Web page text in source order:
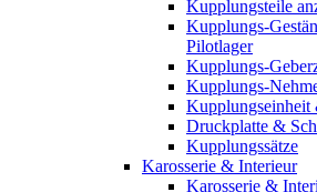
Kupplungsteile
Kupplungs-
Pilotlager
Kupplungs-
Kupplungs-
Kupplungseinheit
Druckplatte &
Kupplungssätze
Karosserie & Interieur
Karosserie &